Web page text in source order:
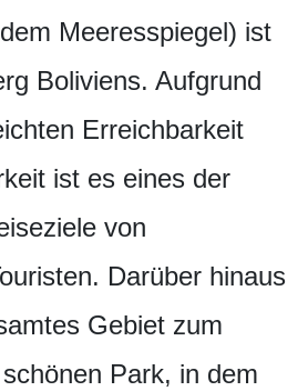
Meeresspiegel) ist
Boliviens. Aufgrund
Erreichbarkeit
ist es eines der
von
Darüber hinaus
Gebiet zum
Park, in dem